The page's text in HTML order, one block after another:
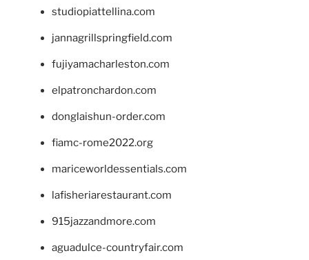
studiopiattellina.com
jannagrillspringfield.com
fujiyamacharleston.com
elpatronchardon.com
donglaishun-order.com
fiamc-rome2022.org
mariceworldessentials.com
lafisheriarestaurant.com
915jazzandmore.com
aguadulce-countryfair.com